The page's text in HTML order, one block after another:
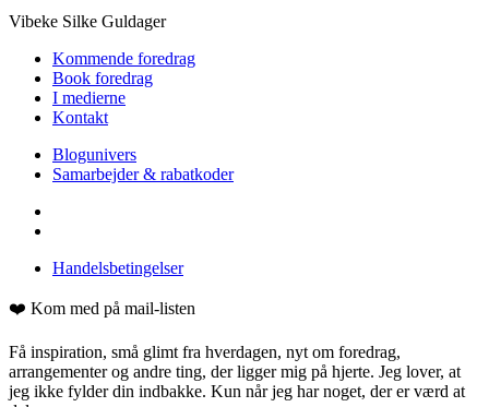
Vibeke Silke Guldager
Kommende foredrag
Book foredrag
I medierne
Kontakt
Blogunivers
Samarbejder & rabatkoder
Handelsbetingelser
❤️ Kom med på mail-listen
Få inspiration, små glimt fra hverdagen, nyt om foredrag,
arrangementer og andre ting, der ligger mig på hjerte. Jeg lover, at
jeg ikke fylder din indbakke. Kun når jeg har noget, der er værd at